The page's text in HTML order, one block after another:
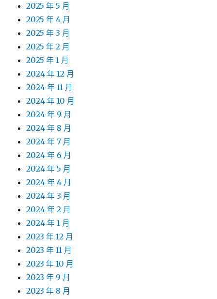
2025 年 5 月
2025 年 4 月
2025 年 3 月
2025 年 2 月
2025 年 1 月
2024 年 12 月
2024 年 11 月
2024 年 10 月
2024 年 9 月
2024 年 8 月
2024 年 7 月
2024 年 6 月
2024 年 5 月
2024 年 4 月
2024 年 3 月
2024 年 2 月
2024 年 1 月
2023 年 12 月
2023 年 11 月
2023 年 10 月
2023 年 9 月
2023 年 8 月